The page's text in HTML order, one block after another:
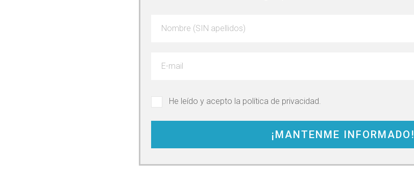
He leído y acepto la política de privacidad.
¡MANTENME INFORMADO!